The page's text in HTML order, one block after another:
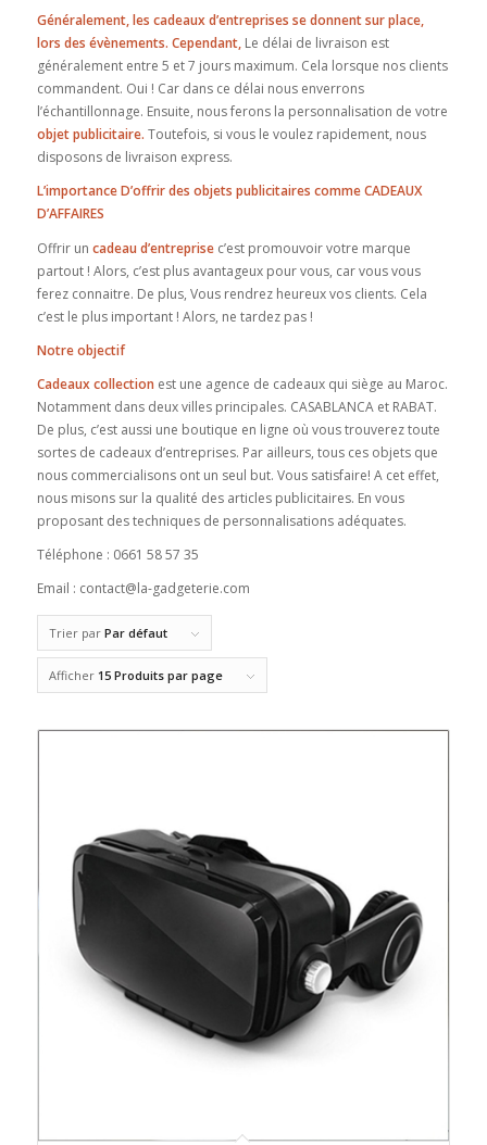
Généralement, les cadeaux d’entreprises se donnent sur place,
lors des évènements. Cependant, Le délai de livraison est
généralement entre 5 et 7 jours maximum. Cela lorsque nos clients
commandent. Oui ! Car dans ce délai nous enverrons
l’échantillonnage. Ensuite, nous ferons la personnalisation de votre
objet publicitaire. Toutefois, si vous le voulez rapidement, nous
disposons de livraison express.
L’importance D’offrir des objets publicitaires comme CADEAUX
D’AFFAIRES
Offrir un cadeau d’entreprisec’est promouvoir votre marque
partout ! Alors, c’est plus avantageux pour vous, car vous vous
ferez connaitre. De plus, Vous rendrez heureux vos clients. Cela
c’est le plus important ! Alors, ne tardez pas !
Notre objectif
Cadeaux collection est une agence de cadeaux qui siège au Maroc.
Notamment dans deux villes principales. CASABLANCA et RABAT.
De plus, c’est aussi une boutique en ligne où vous trouverez toute
sortes de cadeaux d’entreprises. Par ailleurs, tous ces objets que
nous commercialisons ont un seul but. Vous satisfaire! A cet effet,
nous misons sur la qualité des articles publicitaires. En vous
proposant des techniques de personnalisations adéquates.
Téléphone : 0661 58 57 35
Email : contact@la-gadgeterie.com
Trier par Par défaut
Afficher 15 Produits par page